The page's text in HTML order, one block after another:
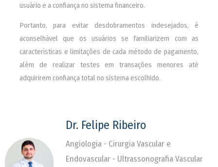
usuário e a confiança no sistema financeiro.
Portanto, para evitar desdobramentos indesejados, é
aconselhável que os usuários se familiarizem com as
características e limitações de cada método de pagamento,
além de realizar testes em transações menores até
adquirirem confiança total no sistema escolhido.
Dr. Felipe Ribeiro
Angiologia - Cirurgia Vascular e
Endovascular - Ultrassonografia Vascular